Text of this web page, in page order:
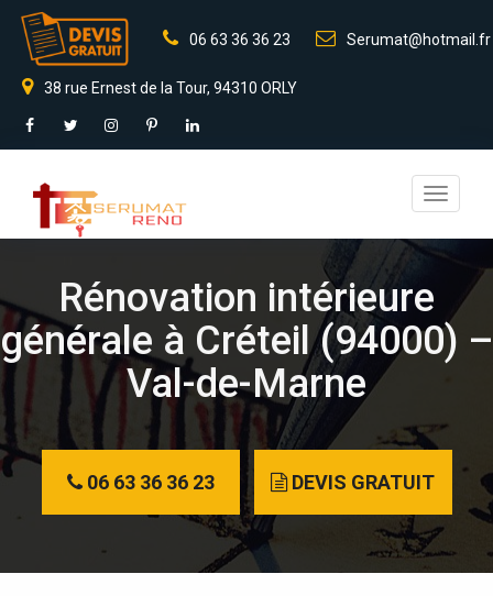
06 63 36 36 23 Serumat@hotmail.fr
38 rue Ernest de la Tour, 94310 ORLY
Toggle
Rénovation intérieure
générale à Créteil (94000) –
Val-de-Marne
06 63 36 36 23 DEVIS GRATUIT